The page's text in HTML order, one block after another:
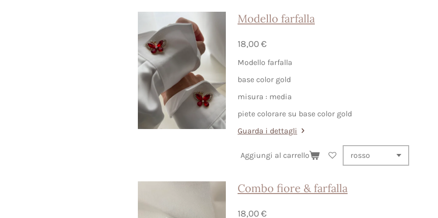
Modello farfalla
18,00 €
Modello farfalla
base color gold
misura : media
piete colorare su base color gold
Guarda i dettagli
Aggiungi al carrello
Combo fiore & farfalla
18,00 €